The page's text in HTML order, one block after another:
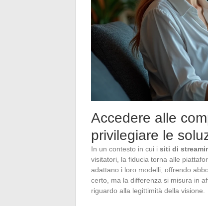
Accedere alle
privilegiare le
In un contesto in cui i siti di
visitatori, la fiducia torna alle
adattano i loro modelli, offrendo
certo, ma la differenza si misura in
riguardo alla legittimità della visione.